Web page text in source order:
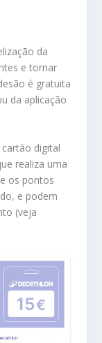
da
e tornar
é gratuita
da aplicação
digital
realiza uma
os pontos
e podem
(veja